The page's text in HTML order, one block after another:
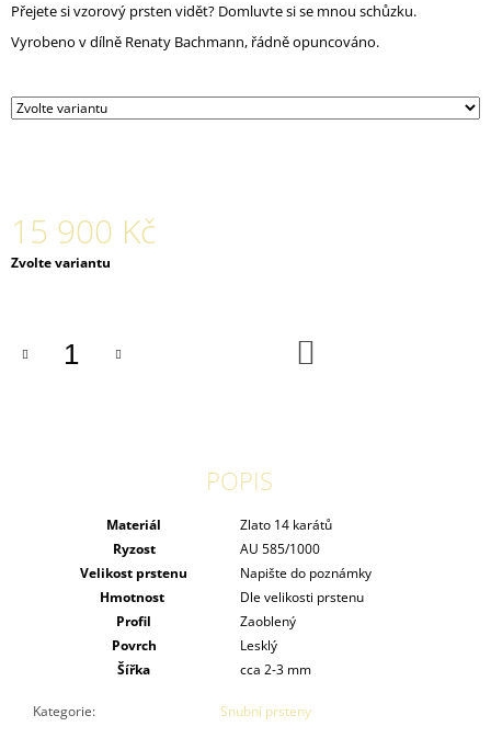
Přejete si vzorový prsten vidět? Domluvte si se mnou schůzku.
Vyrobeno v dílně Renaty Bachmann, řádně opuncováno.
15 900 Kč
Měrná
Zvolte variantu
Materiál
Zlato 14 karátů
Ryzost
AU 585/1000
Velikost prstenu
Napište do poznámky
Hmotnost
Dle velikosti prstenu
Profil
Zaoblený
Povrch
Lesklý
Šířka
cca 2-3 mm
Kategorie: Snubní prsteny
POPIS
31
800
Kč